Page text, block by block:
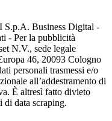
S.p.A. Business Digital -
- Per la pubblicità
N.V., sede legale
46, 20093 Cologno
personali trasmessi e/o
all’addestramento di
È altresì fatto divieto
di data scraping.